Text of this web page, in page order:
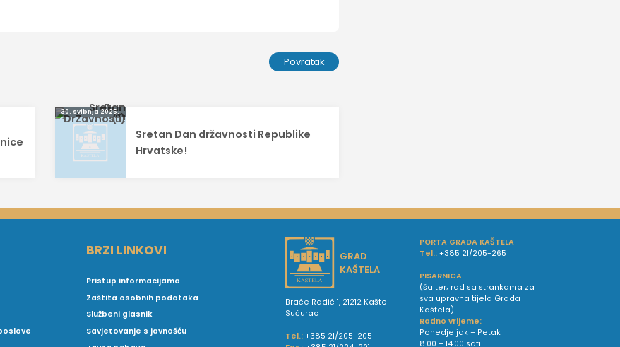
Povratak
30. svibnja 2025.
Sretan Dan državnosti Republike
Hrvatske!
BRZI LINKOVI
Pristup informacijama
Zaštita osobnih podataka
Službeni glasnik
Savjetovanje s javnošću
GRAD
KAŠTELA
Braće Radić 1, 21212 Kaštel
Sućurac
Tel.: +385 21/205-205
PORTA GRADA KAŠTELA
Tel.: +385 21/205-265
PISARNICA
(šalter; rad sa strankama za
sva upravna tijela Grada
Kaštela)
Radno vrijeme:
Ponedjeljak – Petak
8.00 – 14.00 sati